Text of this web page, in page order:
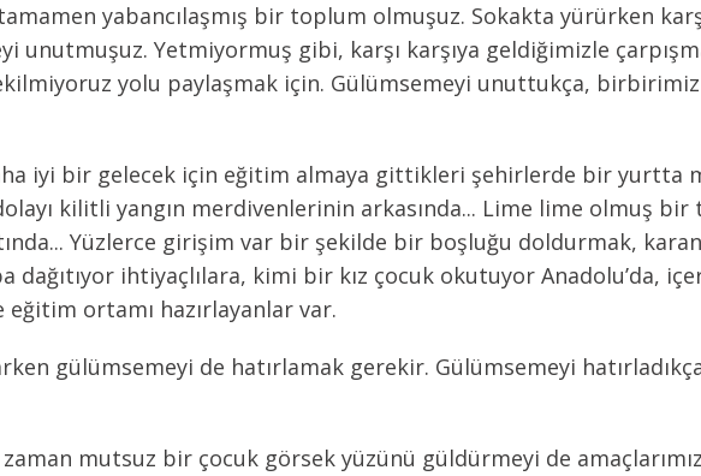
yabancılaşmış bir toplum olmuşuz. Sokakta yürürken
unutmuşuz. Yetmiyormuş gibi, karşı karşıya geldiğimizle
yolu paylaşmak için. Gülümsemeyi unuttukça,
iyi bir gelecek için eğitim almaya gittikleri şehirlerde bir yurtta
dolayı kilitli yangın merdivenlerinin arkasında... Lime lime olmuş
Yüzlerce girişim var bir şekilde bir boşluğu doldurmak,
dağıtıyor ihtiyaçlılara, kimi bir kız çocuk okutuyor Anadolu’da,
eğitim ortamı hazırlayanlar var.
gülümsemeyi de hatırlamak gerekir. Gülümsemeyi
zaman mutsuz bir çocuk görsek yüzünü güldürmeyi de